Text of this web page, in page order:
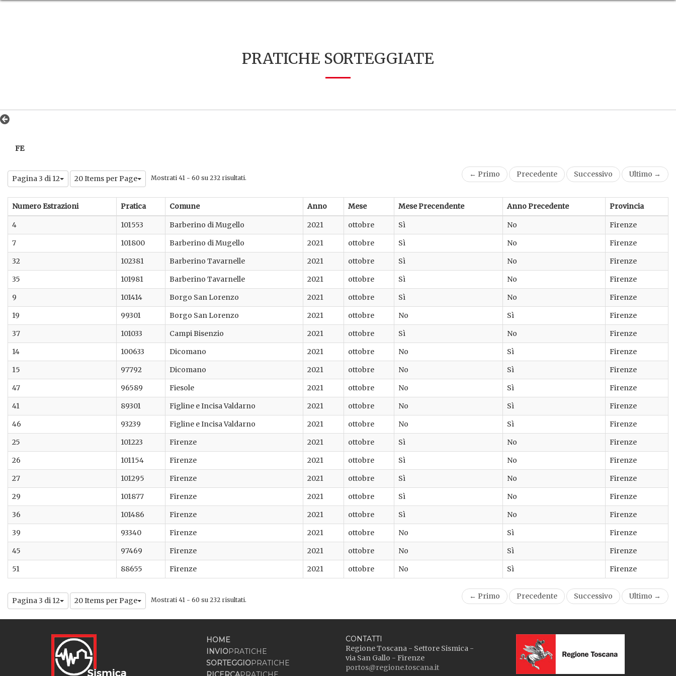
PRATICHE SORTEGGIATE
FE
Pagina 3 di 12 20 Items per Page Mostrati 41 - 60 su 232 risultati. ← Primo Precedente Successivo Ultimo →
Numero Estrazioni Pratica Comune Anno Mese Mese Precendente Anno Precedente Provincia
4 101553 Barberino di Mugello 2021 ottobre Sì No
Firenze
7
101800 Barberino di Mugello 2021 ottobre Sì No
Firenze
32
102381 Barberino Tavarnelle 2021 ottobre Sì No
Firenze
35
101981 Barberino Tavarnelle 2021 ottobre Sì No
Firenze
9
101414 Borgo San Lorenzo 2021 ottobre Sì No
Firenze
19
99301 Borgo San Lorenzo 2021 ottobre No Sì
Firenze
37
101033 Campi Bisenzio 2021 ottobre Sì No
Firenze
14
100633 Dicomano 2021 ottobre No Sì
Firenze
15
97792 Dicomano 2021 ottobre No Sì
Firenze
47
96589 Fiesole 2021 ottobre No Sì
Firenze
41
89301 Figline e Incisa Valdarno 2021 ottobre No Sì
Firenze
46
93239 Figline e Incisa Valdarno 2021 ottobre No Sì
Firenze
25
101223 Firenze 2021 ottobre Sì No
Firenze
26
101154 Firenze 2021 ottobre Sì No
Firenze
27
101295 Firenze 2021 ottobre Sì No
Firenze
29
101877 Firenze 2021 ottobre Sì No
Firenze
36
101486 Firenze 2021 ottobre Sì No
Firenze
39
93340 Firenze 2021 ottobre No Sì
Firenze
45
97469 Firenze 2021 ottobre No Sì
Firenze
51
88655 Firenze 2021 ottobre No Sì Firenze
Pagina 3 di 12 20 Items per Page Mostrati 41 - 60 su 232 risultati. ← Primo Precedente Successivo Ultimo →
HOME
INVIOPRATICHE
SORTEGGIOPRATICHE
CONTATTI
Regione Toscana - Settore Sismica -
via San Gallo - Firenze
portos@regione.toscana.it